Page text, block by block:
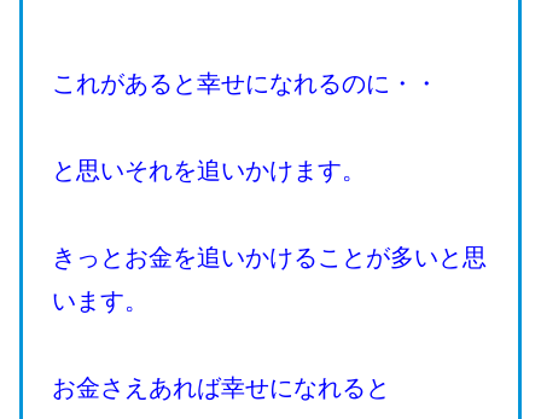
これがあると幸せになれるのに・・
と思いそれを追いかけます。
きっとお金を追いかけることが多いと思
います。
お金さえあれば幸せになれると